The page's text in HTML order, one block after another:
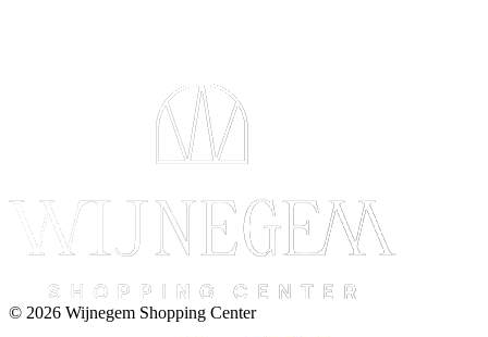
© 2026 Wijnegem Shopping Center